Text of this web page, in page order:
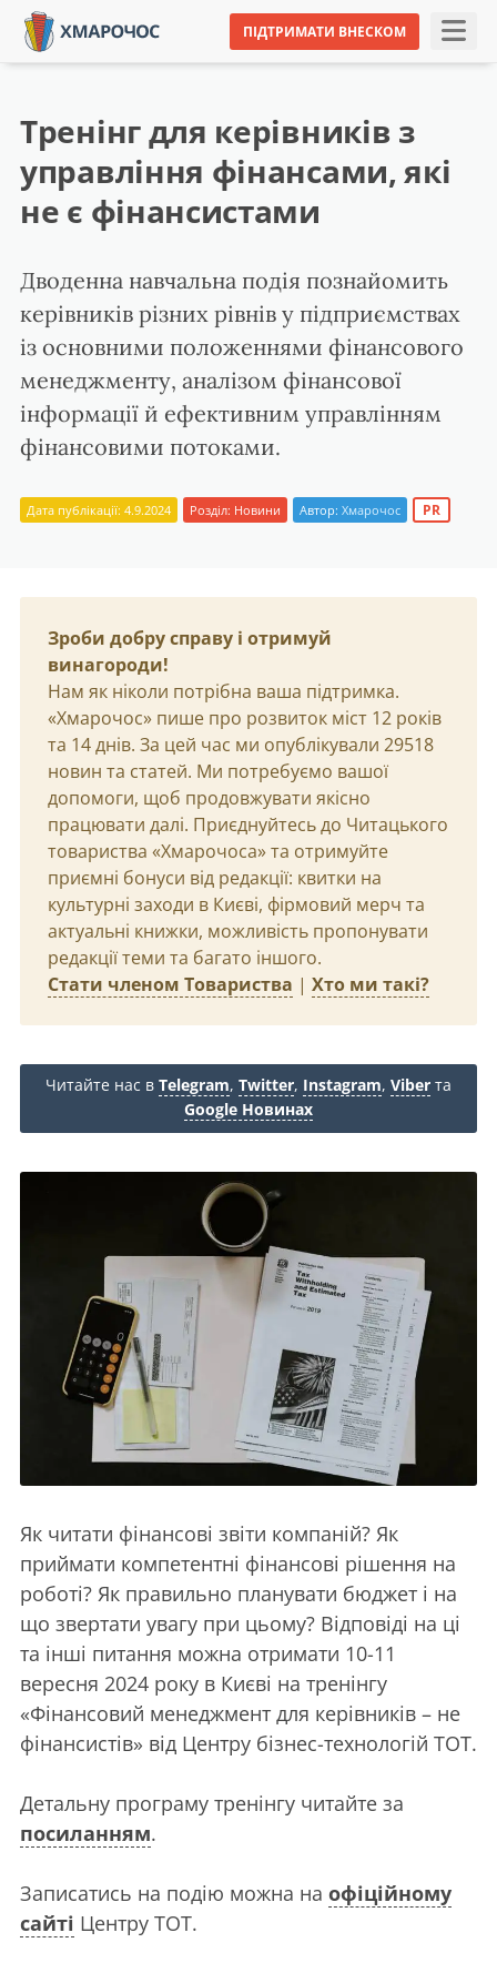
ПІДТРИМАТИ ВНЕСКОМ
Тренінг для керівників з
управління фінансами, які
не є фінансистами
Дводенна навчальна подія познайомить
керівників різних рівнів у підприємствах
із основними положеннями фінансового
менеджменту, аналізом фінансової
інформації й ефективним управлінням
фінансовими потоками.
Дата публікації: 4.9.2024 Розділ: Новини Автор: Хмарочос PR
Зроби добру справу і отримуй
винагороди!
Нам як ніколи потрібна ваша підтримка.
«Хмарочос» пише про розвиток міст 12 років
та 14 днів. За цей час ми опублікували 29518
новин та статей. Ми потребуємо вашої
допомоги, щоб продовжувати якісно
працювати далі. Приєднуйтесь до Читацького
товариства «Хмарочоса» та отримуйте
приємні бонуси від редакції: квитки на
культурні заходи в Києві, фірмовий мерч та
актуальні книжки, можливість пропонувати
редакції теми та багато іншого.
Стати членом Товариства | Хто ми такі?
Читайте нас в Telegram, Twitter, Instagram, Viber та
Google Новинах
Як читати фінансові звіти компаній? Як
приймати компетентні фінансові рішення на
роботі? Як правильно планувати бюджет і на
що звертати увагу при цьому? Відповіді на ці
та інші питання можна отримати 10-11
вересня 2024 року в Києві на тренінгу
«Фінансовий менеджмент для керівників – не
фінансистів» від Центру бізнес-технологій ТОТ.
Детальну програму тренінгу читайте за
посиланням.
Записатись на подію можна на офіційному
сайті Центру ТОТ.